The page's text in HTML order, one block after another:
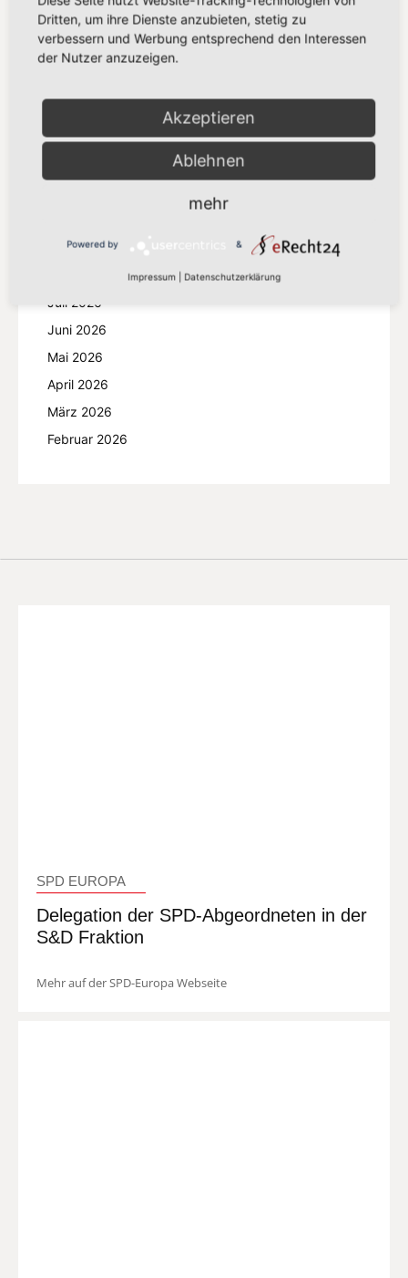
Europäisches Parlament
EU
Wirtschaft
27
Juli 2026
Juni 2026
Mai 2026
April 2026
März 2026
Februar 2026
SPD EUROPA
Delegation der SPD-Abgeordneten in der
S&D Fraktion
Mehr auf der SPD-Europa Webseite
Dritten, um ihre Dienste anzubieten, stetig zu
verbessern und Werbung entsprechend den Interessen
der Nutzer anzuzeigen.
Akzeptieren
Ablehnen
mehr
Powered by &
Impressum Datenschutzerklärung